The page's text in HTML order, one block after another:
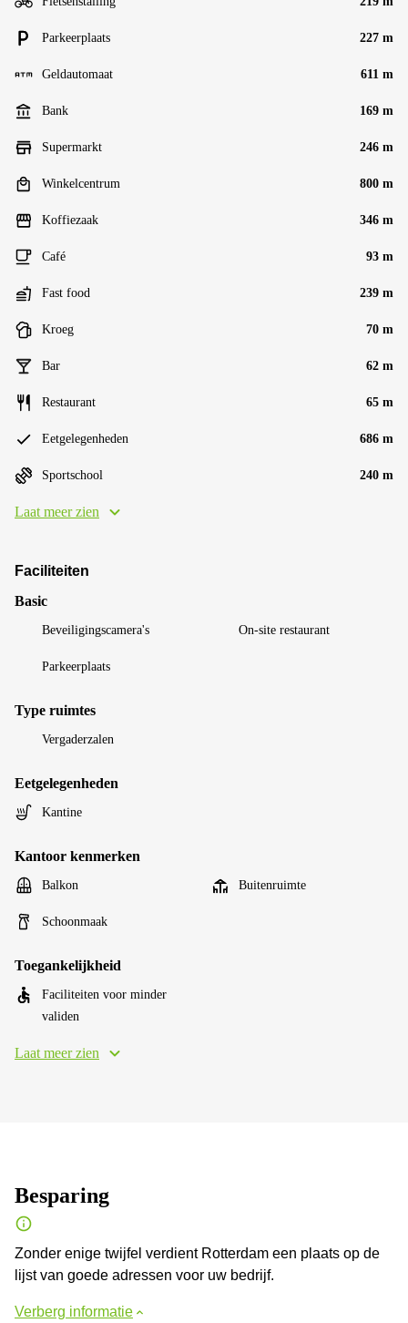
Parkeerplaats 227 m
Geldautomaat 611 m
Bank 169 m
Supermarkt 246 m
Winkelcentrum 800 m
Koffiezaak 346 m
Café 93 m
Fast food 239 m
Kroeg 70 m
Bar 62 m
Restaurant 65 m
Eetgelegenheden 686 m
Sportschool 240 m
Laat meer zien
Faciliteiten
Basic
Beveiligingscamera's On-site restaurant
Parkeerplaats
Type ruimtes
Vergaderzalen
Eetgelegenheden
Kantine
Kantoor kenmerken
Balkon Buitenruimte
Schoonmaak
Toegankelijkheid
Faciliteiten voor minder
validen
Laat meer zien
Besparing
Zonder enige twijfel verdient Rotterdam een plaats op de
lijst van goede adressen voor uw bedrijf.
Verberg informatie